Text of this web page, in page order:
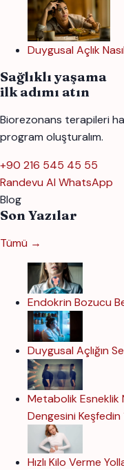
Duygusal Açlık
Sağlıklı yaşama
ilk adımı atın
Biorezonans terapileri
program oluşturalım.
+90 216 545 45 55
Randevu Al WhatsApp
Blog
Son Yazılar
Tümü →
Endokrin Bozucu
Duygusal Açlığın
Metabolik Esneklik
Dengesini Keşfedin
Hızlı Kilo Verme